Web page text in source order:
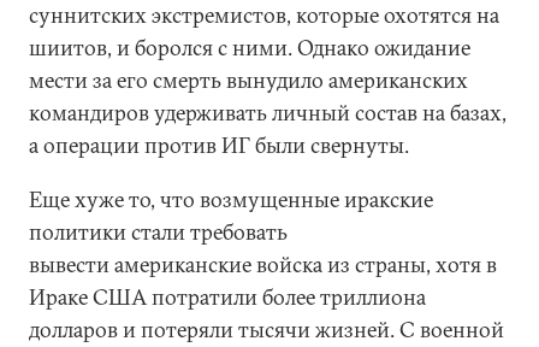
суннитских экстремистов, которые охотятся на
шиитов, и боролся с ними. Однако ожидание
мести за его смерть вынудило американских
командиров удерживать личный состав на базах,
а операции против ИГ были свернуты.
Еще хуже то, что возмущенные иракские
политики стали требовать
вывести американские войска из страны, хотя в
Ираке США потратили более триллиона
долларов и потеряли тысячи жизней. С военной